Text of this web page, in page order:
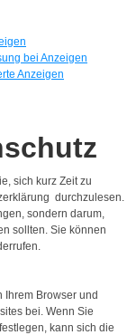
bei Anzeigen
Anzeigen
sich kurz Zeit zu
durchzulesen.
sondern darum,
sollten. Sie können
Ihrem Browser und
bei. Wenn Sie
kann sich die